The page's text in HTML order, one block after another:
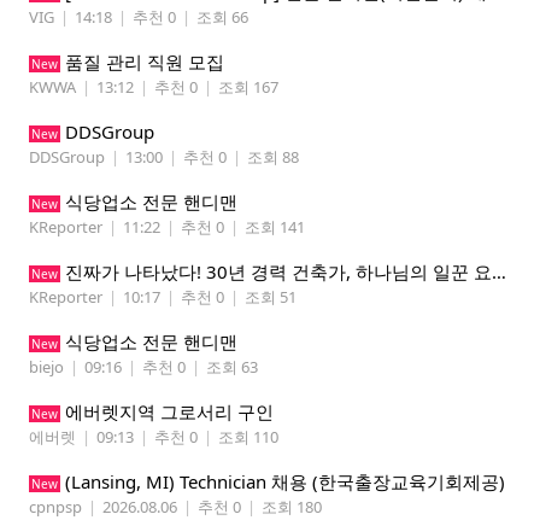
VIG | 14:18 | 추천 0 | 조회 66
New 품질 관리 직원 모집
KWWA | 13:12 | 추천 0 | 조회 167
New DDSGroup
DDSGroup | 13:00 | 추천 0 | 조회 88
New 식당업소 전문 핸디맨
KReporter | 11:22 | 추천 0 | 조회 141
New 진짜가 나타났다! 30년 경력 건축가, 하나님의 일꾼 요한이 책임 시공합니다.
KReporter | 10:17 | 추천 0 | 조회 51
New 식당업소 전문 핸디맨
biejo | 09:16 | 추천 0 | 조회 63
New 에버렛지역 그로서리 구인
에버렛 | 09:13 | 추천 0 | 조회 110
New (Lansing, MI) Technician 채용 (한국출장교육기회제공)
cpnpsp | 2026.08.06 | 추천 0 | 조회 180